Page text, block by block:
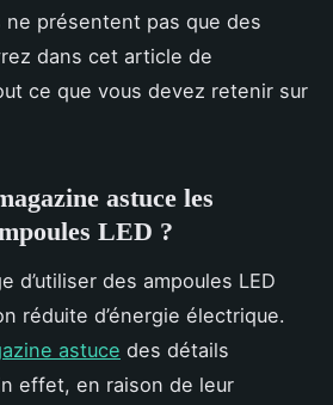
ne présentent pas que des
dans cet article de
ce que vous devez retenir sur
astuce les
LED ?
d’utiliser des ampoules LED
réduite d’énergie électrique.
astuce des détails
effet, en raison de leur